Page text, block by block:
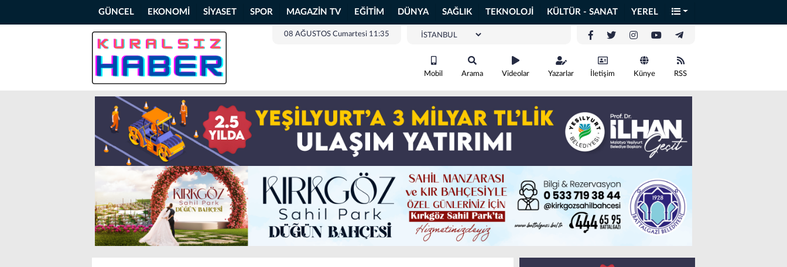
GÜNCEL EKONOMİ SİYASET SPOR MAGAZİN TV EĞİTİM DÜNYA SAĞLIK TEKNOLOJİ KÜLTÜR - SANAT YEREL
08 AĞUSTOS Cumartesi 11:35
Mobil Arama Videolar Yazarlar İletişim Künye RSS